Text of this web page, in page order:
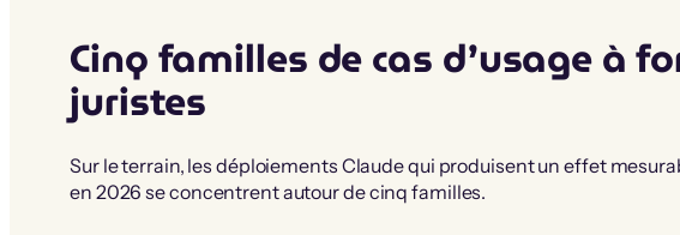
Cinq familles de cas d’usage à
juristes
Sur le terrain, les déploiements Claude qui produisent un effet
en 2026 se concentrent autour de cinq familles.